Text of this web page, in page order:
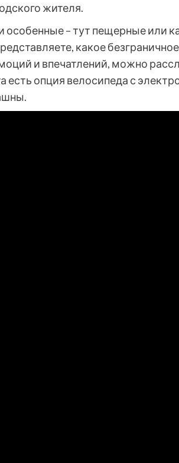
жителя.
особенные – тут пещерные или
какое
и впечатлений, можно
есть опция велосипеда с